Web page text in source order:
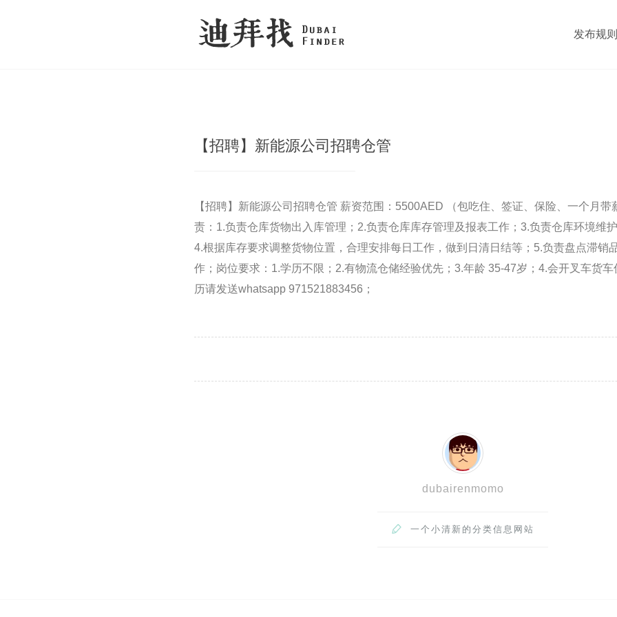
发布规则
【招聘】新能源公司招聘仓管
【招聘】新能源公司招聘仓管 薪资范围：5500AED （包吃住、签证、保险、一个月带
责：1.负责仓库货物出入库管理；2.负责仓库库存管理及报表工作；3.负责仓库环境维
4.根据库存要求调整货物位置，合理安排每日工作，做到日清日结等；5.负责盘点滞销
作；岗位要求：1.学历不限；2.有物流仓储经验优先；3.年龄 35-47岁；4.会开叉车货
历请发送whatsapp 971521883456；
dubairenmomo
 一个小清新的分类信息网站